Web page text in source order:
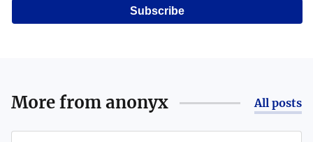
Subscribe
More fromanonyx All posts